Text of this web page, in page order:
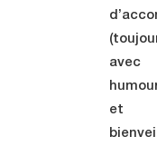
avec
et